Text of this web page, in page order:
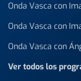
Onda Vasca con
Onda Vasca con
Onda Vasca con
Ver todos los